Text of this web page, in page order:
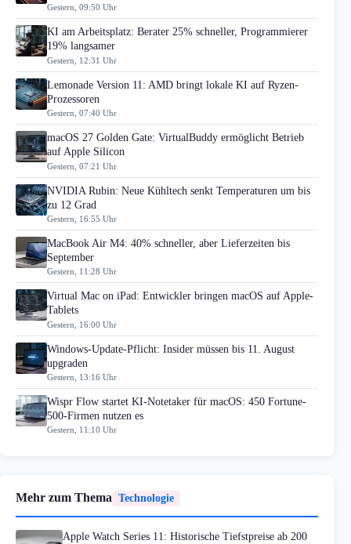
Gestern, 09:50 Uhr
KI am Arbeitsplatz: Berater 25% schneller, Programmierer
19% langsamer
Gestern, 12:31 Uhr
Lemonade Version 11: AMD bringt lokale KI auf Ryzen-
Prozessoren
Gestern, 07:40 Uhr
macOS 27 Golden Gate: VirtualBuddy ermöglicht Betrieb
auf Apple Silicon
Gestern, 07:21 Uhr
NVIDIA Rubin: Neue Kühltech senkt Temperaturen um bis
zu 12 Grad
Gestern, 16:55 Uhr
MacBook Air M4: 40% schneller, aber Lieferzeiten bis
September
Gestern, 11:28 Uhr
Virtual Mac on iPad: Entwickler bringen macOS auf Apple-
Tablets
Gestern, 16:00 Uhr
Windows-Update-Pflicht: Insider müssen bis 11. August
upgraden
Gestern, 13:16 Uhr
Wispr Flow startet KI-Notetaker für macOS: 450 Fortune-
500-Firmen nutzen es
Gestern, 11:10 Uhr
Mehr zum Thema Technologie
Apple Watch Series 11: Historische Tiefstpreise ab 200